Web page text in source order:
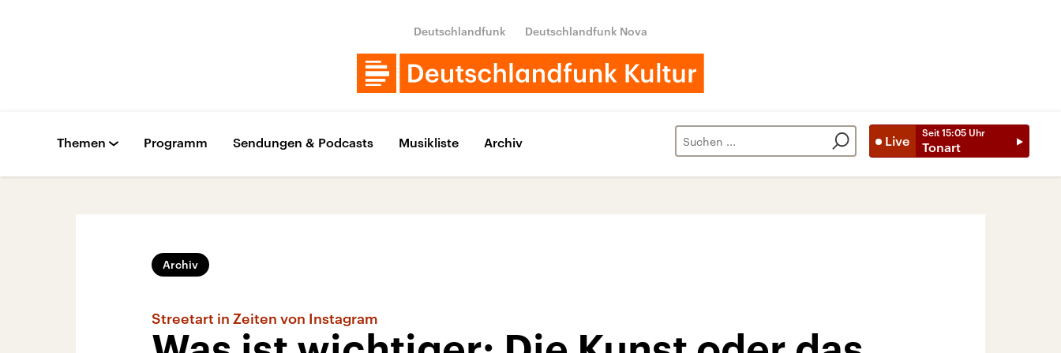
Deutschlandfunk Deutschlandfunk Nova
Live
Seit 15:05 Uhr
Tonart
Themen Programm Sendungen & Podcasts Musikliste Archiv
Archiv
Streetart in Zeiten von Instagram